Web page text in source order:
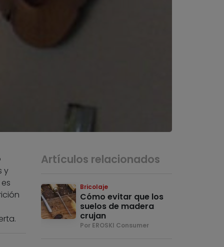
y
Artículos relacionados
Bricolaje
Cómo evitar que los
suelos de madera
crujan
Por EROSKI Consumer